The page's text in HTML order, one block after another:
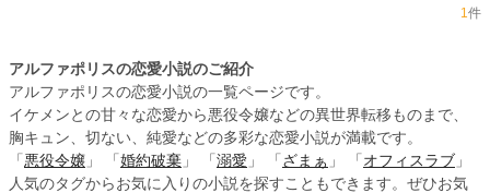
1件
アルファポリスの恋愛小説のご紹介
アルファポリスの恋愛小説の一覧ページです。
イケメンとの甘々な恋愛から悪役令嬢などの異世界転移ものまで、
胸キュン、切ない、純愛などの多彩な恋愛小説が満載です。
「 悪役令嬢 」 「 婚約破棄 」 「 溺愛 」 「 ざまぁ 」 「 オフィスラブ 」
人気のタグからお気に入りの小説を探すこともできます。ぜひお気